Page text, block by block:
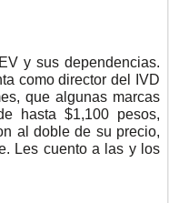
y sus dependencias.
como director del IVD
que algunas marcas
hasta $1,100 pesos,
al doble de su precio,
Les cuento a las y los